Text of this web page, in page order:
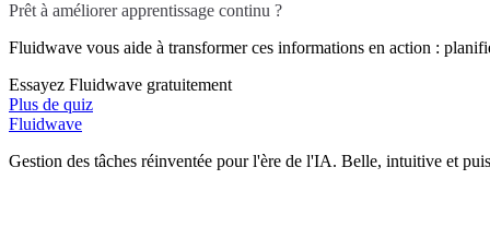
Prêt à améliorer apprentissage continu ?
Fluidwave vous aide à transformer ces informations en action :
Essayez Fluidwave gratuitement
Plus de quiz
Fluidwave
Gestion des tâches réinventée pour l'ère de l'IA. Belle, intuitive et